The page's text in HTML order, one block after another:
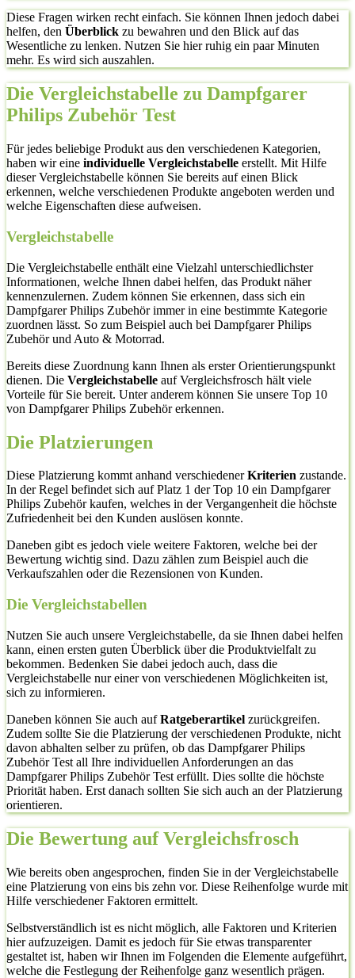
Diese Fragen wirken recht einfach. Sie können Ihnen jedoch dabei
helfen, den Überblick zu bewahren und den Blick auf das
Wesentliche zu lenken. Nutzen Sie hier ruhig ein paar Minuten
mehr. Es wird sich auszahlen.
Die Vergleichstabelle zu Dampfgarer
Philips Zubehör Test
Für jedes beliebige Produkt aus den verschiedenen Kategorien,
haben wir eine individuelle Vergleichstabelle erstellt. Mit Hilfe
dieser Vergleichstabelle können Sie bereits auf einen Blick
erkennen, welche verschiedenen Produkte angeboten werden und
welche Eigenschaften diese aufweisen.
Vergleichstabelle
Die Vergleichstabelle enthält eine Vielzahl unterschiedlichster
Informationen, welche Ihnen dabei helfen, das Produkt näher
kennenzulernen. Zudem können Sie erkennen, dass sich ein
Dampfgarer Philips Zubehör immer in eine bestimmte Kategorie
zuordnen lässt. So zum Beispiel auch bei Dampfgarer Philips
Zubehör und Auto & Motorrad.
Bereits diese Zuordnung kann Ihnen als erster Orientierungspunkt
dienen. Die Vergleichstabelle auf Vergleichsfrosch hält viele
Vorteile für Sie bereit. Unter anderem können Sie unsere Top 10
von Dampfgarer Philips Zubehör erkennen.
Die Platzierungen
Diese Platzierung kommt anhand verschiedenerKriterien zustande.
In der Regel befindet sich auf Platz 1 der Top 10 ein Dampfgarer
Philips Zubehör kaufen, welches in der Vergangenheit die höchste
Zufriedenheit bei den Kunden auslösen konnte.
Daneben gibt es jedoch viele weitere Faktoren, welche bei der
Bewertung wichtig sind. Dazu zählen zum Beispiel auch die
Verkaufszahlen oder die Rezensionen von Kunden.
Die Vergleichstabellen
Nutzen Sie auch unsere Vergleichstabelle, da sie Ihnen dabei helfen
kann, einen ersten guten Überblick über die Produktvielfalt zu
bekommen. Bedenken Sie dabei jedoch auch, dass die
Vergleichstabelle nur einer von verschiedenen Möglichkeiten ist,
sich zu informieren.
Daneben können Sie auch aufRatgeberartikel zurückgreifen.
Zudem sollte Sie die Platzierung der verschiedenen Produkte, nicht
davon abhalten selber zu prüfen, ob das Dampfgarer Philips
Zubehör Test all Ihre individuellen Anforderungen an das
Dampfgarer Philips Zubehör Test erfüllt. Dies sollte die höchste
Priorität haben. Erst danach sollten Sie sich auch an der Platzierung
orientieren.
Die Bewertung auf Vergleichsfrosch
Wie bereits oben angesprochen, finden Sie in der Vergleichstabelle
eine Platzierung von eins bis zehn vor. Diese Reihenfolge wurde mit
Hilfe verschiedener Faktoren ermittelt.
Selbstverständlich ist es nicht möglich, alle Faktoren und Kriterien
hier aufzuzeigen. Damit es jedoch für Sie etwas transparenter
gestaltet ist, haben wir Ihnen im Folgenden die Elemente aufgeführt,
welche die Festlegung der Reihenfolge ganz wesentlich prägen.